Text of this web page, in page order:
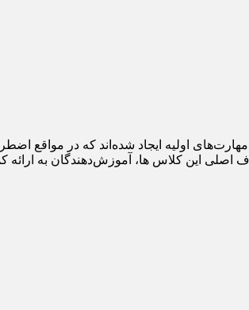
اولیه ایجاد شده‌اند که در مواقع
اصلی این کلاس ها، آموزش‌دهندگان به ارائه